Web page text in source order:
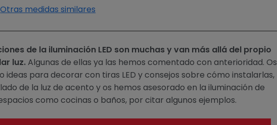
Otras medidas similares
de la iluminación LED son muchas y van más allá del propio
luz. Algunas de ellas ya las hemos comentado con anterioridad. Os
ideas para decorar con tiras LED y consejos sobre cómo instalarlas,
de la luz de acento y os hemos asesorado en la iluminación de
como cocinas o baños, por citar algunos ejemplos.